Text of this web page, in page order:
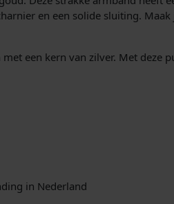
3
1
n
en een solide sluiting.
een kern van zilver. Met deze
in Nederland